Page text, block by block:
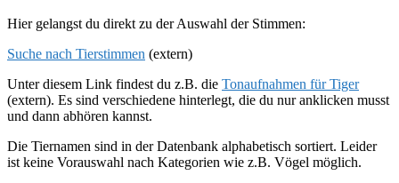
Hier gelangst du direkt zu der Auswahl der Stimmen:
Suche nach Tierstimmen (extern)
Unter diesem Link findest du z.B. die Tonaufnahmen für Tiger
(extern). Es sind verschiedene hinterlegt, die du nur anklicken musst
und dann abhören kannst.
Die Tiernamen sind in der Datenbank alphabetisch sortiert. Leider
ist keine Vorauswahl nach Kategorien wie z.B. Vögel möglich.